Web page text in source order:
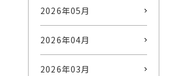
2026年05月
2026年04月
2026年03月